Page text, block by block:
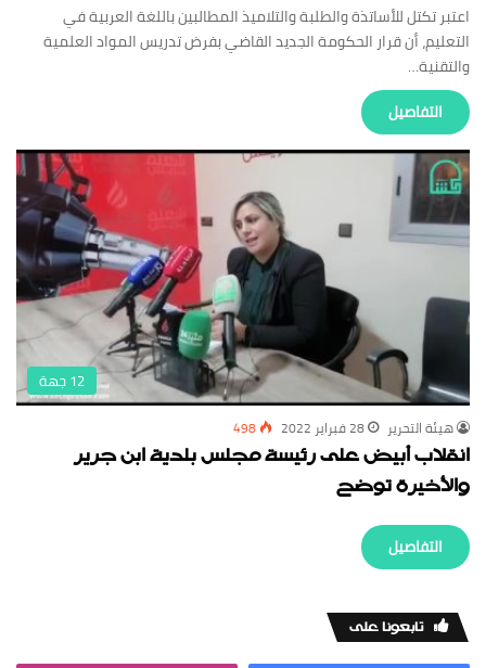
اعتبر تكتل للأساتذة والطلبة والتلاميذ المطالبين باللغة العربية في
التعليم، أن قرار الحكومة الجديد القاضي بفرض تدريس المواد العلمية
والتقنية…
‏التفاصيل
‏هيئة ‏التحرير 28 فبراير 2022 498
انقلاب أبيض على رئيسة مجلس بلدية ابن جرير
والأخيرة توضح
‏التفاصيل
‏تابعونا على